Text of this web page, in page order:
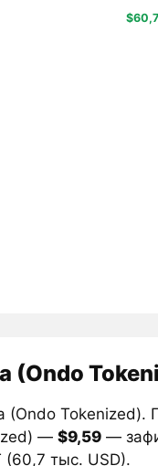
(Ondo
(Ondo
— $9,59—
(60,7 тыс. USD).